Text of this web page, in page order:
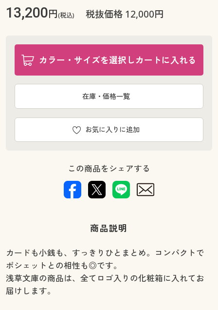
ご利用ガイド
13,200円(税込) 税抜価格 12,000円
カラー・サイズを選択しカートに入れる
お気に入りに追加
在庫・価格一覧
この商品をシェアする
商品説明
カードも小銭も、すっきりひとまとめ。コンパクトで
ポシェットとの相性も◎です。
浅草文庫の商品は、全てロゴ入りの化粧箱に入れてお
届けします。